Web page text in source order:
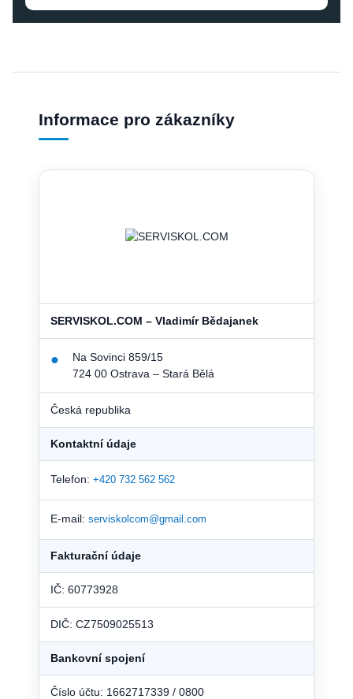
Informace pro zákazníky
SERVISKOL.COM – Vladimír Bědajanek
●
Na Sovinci 859/15
724 00 Ostrava – Stará Bělá
Česká republika
Kontaktní údaje
Telefon: +420 732 562 562
E-mail: serviskolcom@gmail.com
Fakturační údaje
IČ: 60773928
DIČ: CZ7509025513
Bankovní spojení
Číslo účtu: 1662717339 / 0800